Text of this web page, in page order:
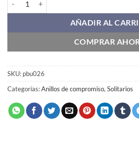
AÑADIR AL
COMPRAR
SKU: pbu026
Categorías:Anillos de compromiso, Solitarios